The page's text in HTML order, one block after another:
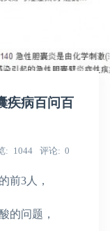
疾病百问百
1044 评论 0
前3人，
的问题，